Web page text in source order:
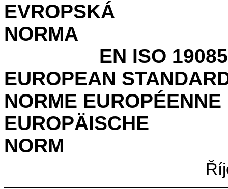
EVROPSKÁ
EN ISO
EUROPEAN
NORME EUROPÉENNE
EUROPÄISCHE